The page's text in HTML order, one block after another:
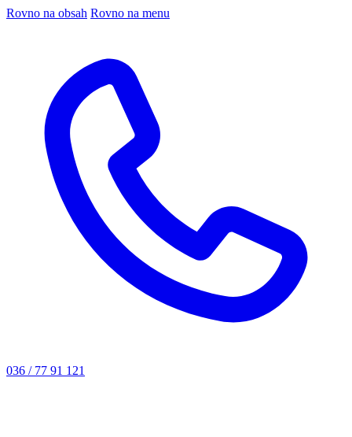
Rovno na obsah Rovno na menu
036 / 77 91 121